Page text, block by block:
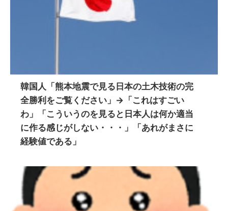
韓国人「熊本地震で見る日本の土木技術の完
全勝利をご覧ください」→「これはすごい
わ」「こういうのを見ると日本人は何か適当
に作る感じがしない・・・」「あれがまさに
経験値である」